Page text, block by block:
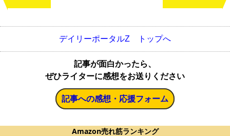
デイリーポータルZ トップへ
記事が面白かったら、
ぜひライターに感想をお送りください
記事への感想・応援フォーム
Amazon売れ筋ランキング